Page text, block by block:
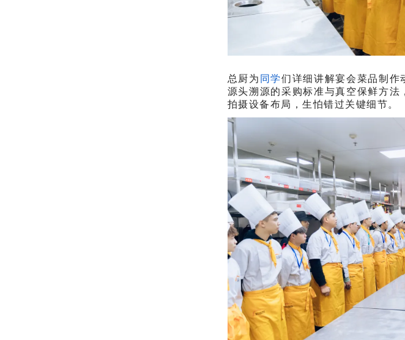
总厨为 同学们详细讲解宴会菜品制作
源头溯源的采购标准与真空保鲜方
拍摄设备布局，生怕错过关键细节。